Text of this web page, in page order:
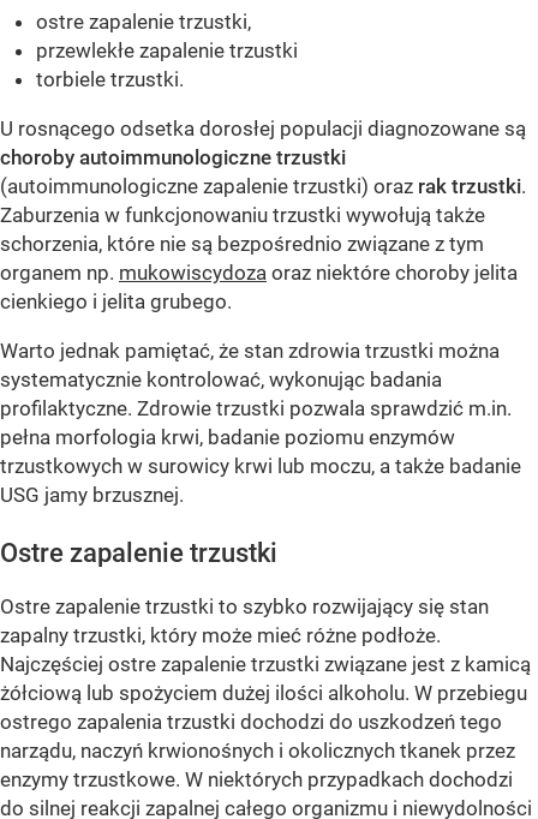
ostre zapalenie trzustki,
przewlekłe zapalenie trzustki
torbiele trzustki.
U rosnącego odsetka dorosłej populacji diagnozowane są
choroby autoimmunologiczne trzustki
(autoimmunologiczne zapalenie trzustki) oraz rak trzustki.
Zaburzenia w funkcjonowaniu trzustki wywołują także
schorzenia, które nie są bezpośrednio związane z tym
organem np. mukowiscydoza oraz niektóre choroby jelita
cienkiego i jelita grubego.
Warto jednak pamiętać, że stan zdrowia trzustki można
systematycznie kontrolować, wykonując badania
profilaktyczne. Zdrowie trzustki pozwala sprawdzić m.in.
pełna morfologia krwi, badanie poziomu enzymów
trzustkowych w surowicy krwi lub moczu, a także badanie
USG jamy brzusznej.
Ostre zapalenie trzustki
Ostre zapalenie trzustki to szybko rozwijający się stan
zapalny trzustki, który może mieć różne podłoże.
Najczęściej ostre zapalenie trzustki związane jest z kamicą
żółciową lub spożyciem dużej ilości alkoholu. W przebiegu
ostrego zapalenia trzustki dochodzi do uszkodzeń tego
narządu, naczyń krwionośnych i okolicznych tkanek przez
enzymy trzustkowe. W niektórych przypadkach dochodzi
do silnej reakcji zapalnej całego organizmu i niewydolności